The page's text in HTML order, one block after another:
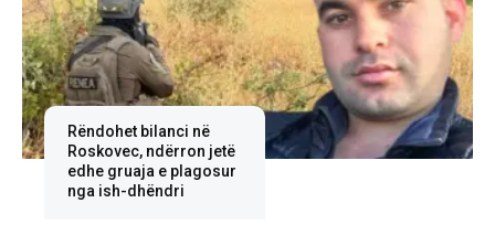
Rëndohet bilanci në
Roskovec, ndërron jetë
edhe gruaja e plagosur
nga ish-dhëndri